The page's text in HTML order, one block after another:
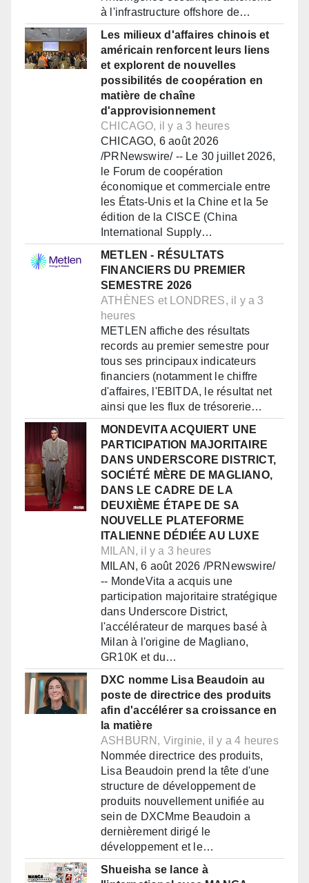
à l'infrastructure offshore de…
Les milieux d'affaires chinois et
américain renforcent leurs liens
et explorent de nouvelles
possibilités de coopération en
matière de chaîne
d'approvisionnement
CHICAGO, il y a 3 heures
CHICAGO, 6 août 2026
/PRNewswire/ -- Le 30 juillet 2026,
le Forum de coopération
économique et commerciale entre
les États-Unis et la Chine et la 5e
édition de la CISCE (China
International Supply…
METLEN - RÉSULTATS
FINANCIERS DU PREMIER
SEMESTRE 2026
ATHÈNES et LONDRES, il y a 3
heures
METLEN affiche des résultats
records au premier semestre pour
tous ses principaux indicateurs
financiers (notamment le chiffre
d'affaires, l'EBITDA, le résultat net
ainsi que les flux de trésorerie…
MONDEVITA ACQUIERT UNE
PARTICIPATION MAJORITAIRE
DANS UNDERSCORE DISTRICT,
SOCIÉTÉ MÈRE DE MAGLIANO,
DANS LE CADRE DE LA
DEUXIÈME ÉTAPE DE SA
NOUVELLE PLATEFORME
ITALIENNE DÉDIÉE AU LUXE
MILAN, il y a 3 heures
MILAN, 6 août 2026 /PRNewswire/
-- MondeVita a acquis une
participation majoritaire stratégique
dans Underscore District,
l'accélérateur de marques basé à
Milan à l'origine de Magliano,
GR10K et du…
DXC nomme Lisa Beaudoin au
poste de directrice des produits
afin d'accélérer sa croissance en
la matière
ASHBURN, Virginie, il y a 4 heures
Nommée directrice des produits,
Lisa Beaudoin prend la tête d'une
structure de développement de
produits nouvellement unifiée au
sein de DXCMme Beaudoin a
dernièrement dirigé le
développement et le…
Shueisha se lance à